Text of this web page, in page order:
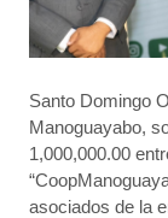
Santo Domingo
Manoguayabo,
1,000,000.00
asociados de la